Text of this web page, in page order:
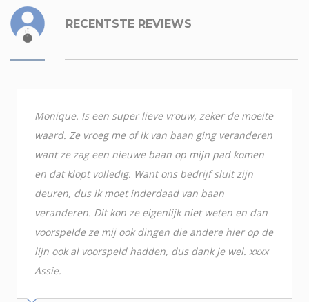
RECENTSTE REVIEWS
Monique. Is een super lieve vrouw, zeker de moeite
waard. Ze vroeg me of ik van baan ging veranderen
want ze zag een nieuwe baan op mijn pad komen
en dat klopt volledig. Want ons bedrijf sluit zijn
deuren, dus ik moet inderdaad van baan
veranderen. Dit kon ze eigenlijk niet weten en dan
voorspelde ze mij ook dingen die andere hier op de
lijn ook al voorspeld hadden, dus dank je wel. xxxx
Assie.